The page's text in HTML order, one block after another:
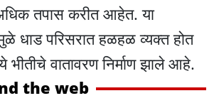
तपास करीत आहेत. या
धाड परिसरात हळहळ व्यक्त होत
भीतीचे वातावरण निर्माण झाले आहे.
the web